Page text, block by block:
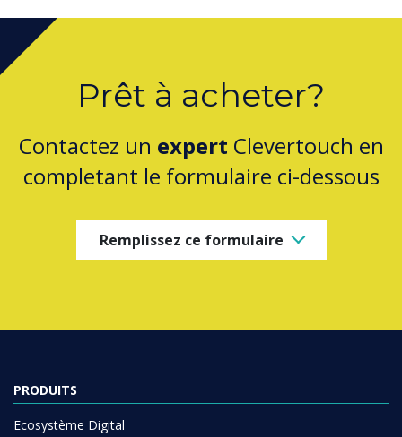
Prêt à acheter?
Contactez un expert Clevertouch en
completant le formulaire ci-dessous
Remplissez ce formulaire
PRODUITS
Ecosystème Digital